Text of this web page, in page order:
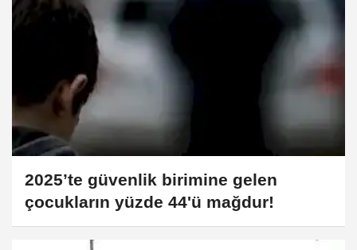
2025’te güvenlik birimine gelen
çocukların yüzde 44'ü mağdur!